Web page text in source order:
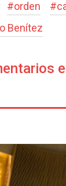
#orden #
Benítez